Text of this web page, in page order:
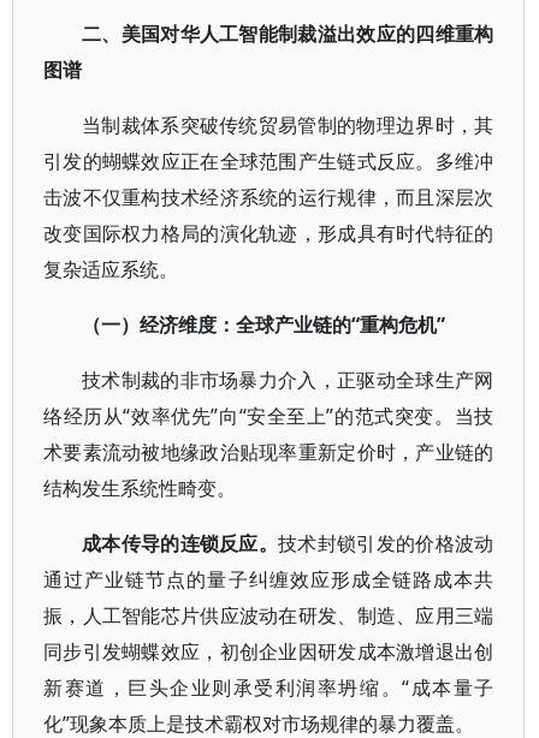
二、美国对华人工智能制裁溢出效应的四维重构
图谱
当制裁体系突破传统贸易管制的物理边界时，其
引发的蝴蝶效应正在全球范围产生链式反应。多维冲
击波不仅重构技术经济系统的运行规律，而且深层次
改变国际权力格局的演化轨迹，形成具有时代特征的
复杂适应系统。
（一）经济维度：全球产业链的“重构危机”
技术制裁的非市场暴力介入，正驱动全球生产网
络经历从“效率优先”向“安全至上”的范式突变。当技
术要素流动被地缘政治贴现率重新定价时，产业链的
结构发生系统性畸变。
成本传导的连锁反应。技术封锁引发的价格波动
通过产业链节点的量子纠缠效应形成全链路成本共
振，人工智能芯片供应波动在研发、制造、应用三端
同步引发蝴蝶效应，初创企业因研发成本激增退出创
新赛道，巨头企业则承受利润率坍缩。“成本量子
化”现象本质上是技术霸权对市场规律的暴力覆盖。